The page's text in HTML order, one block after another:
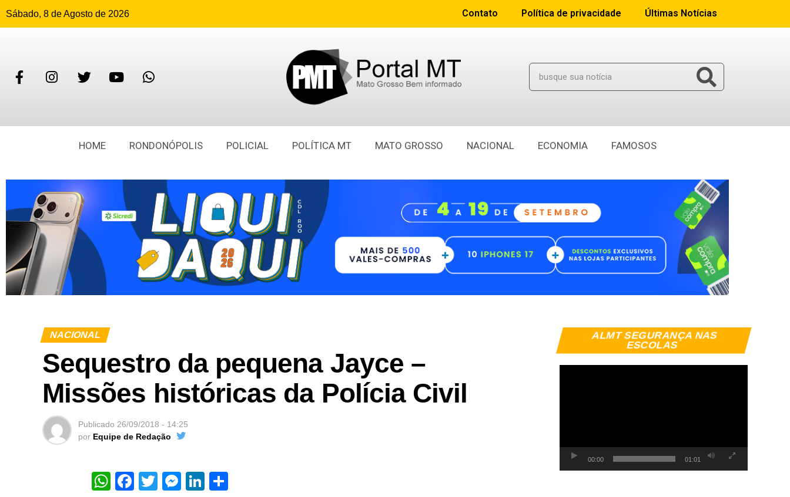
Sábado, 8 de Agosto de 2026 Contato Política de privacidade Últimas Notícias
HOME RONDONÓPOLIS POLICIAL POLÍTICA MT MATO GROSSO NACIONAL ECONOMIA FAMOSOS
NACIONAL
Sequestro da pequena Jayce –
Missões históricas da Polícia Civil
Publicado 26/09/2018 - 14:25
por Equipe de Redação
WhatsApp
Facebook
TwitterMessenger
LinkedIn
ALMT SEGURANÇA NAS
ESCOLAS
Tocador
de
00:00 01:01